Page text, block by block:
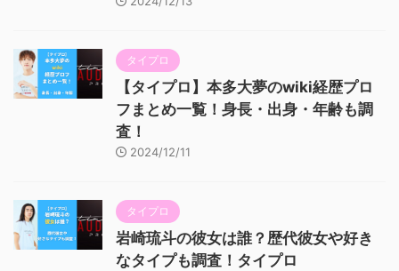
タイプロ
【タイプロ】本多大夢のwiki経歴プロ
フまとめ一覧！身長・出身・年齢も調
査！
2024/12/11
タイプロ
岩崎琉斗の彼女は誰？歴代彼女や好き
なタイプも調査！タイプロ